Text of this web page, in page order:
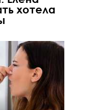
хотела